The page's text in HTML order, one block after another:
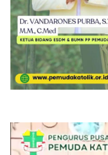
Pemutar
Video